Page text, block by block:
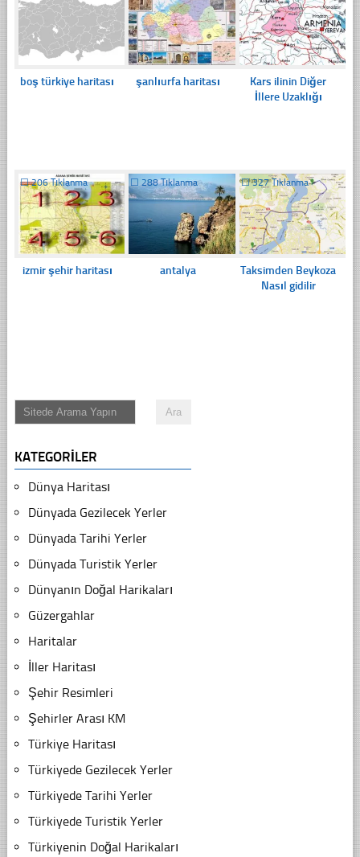
boş türkiye haritası şanlıurfa haritası
Kars ilinin Diğer
İllere Uzaklığı
☐206 Tıklanma
izmir şehir haritası
☐ 288 Tıklanma
antalya
☐327 Tıklanma
Taksimden Beykoza
Nasıl gidilir
KATEGORILER
Dünya Haritası
Dünyada Gezilecek Yerler
Dünyada Tarihi Yerler
Dünyada Turistik Yerler
Dünyanın Doğal Harikaları
Güzergahlar
Haritalar
İller Haritası
Şehir Resimleri
Şehirler Arası KM
Türkiye Haritası
Türkiyede Gezilecek Yerler
Türkiyede Tarihi Yerler
Türkiyede Turistik Yerler
Türkiyenin Doğal Harikaları